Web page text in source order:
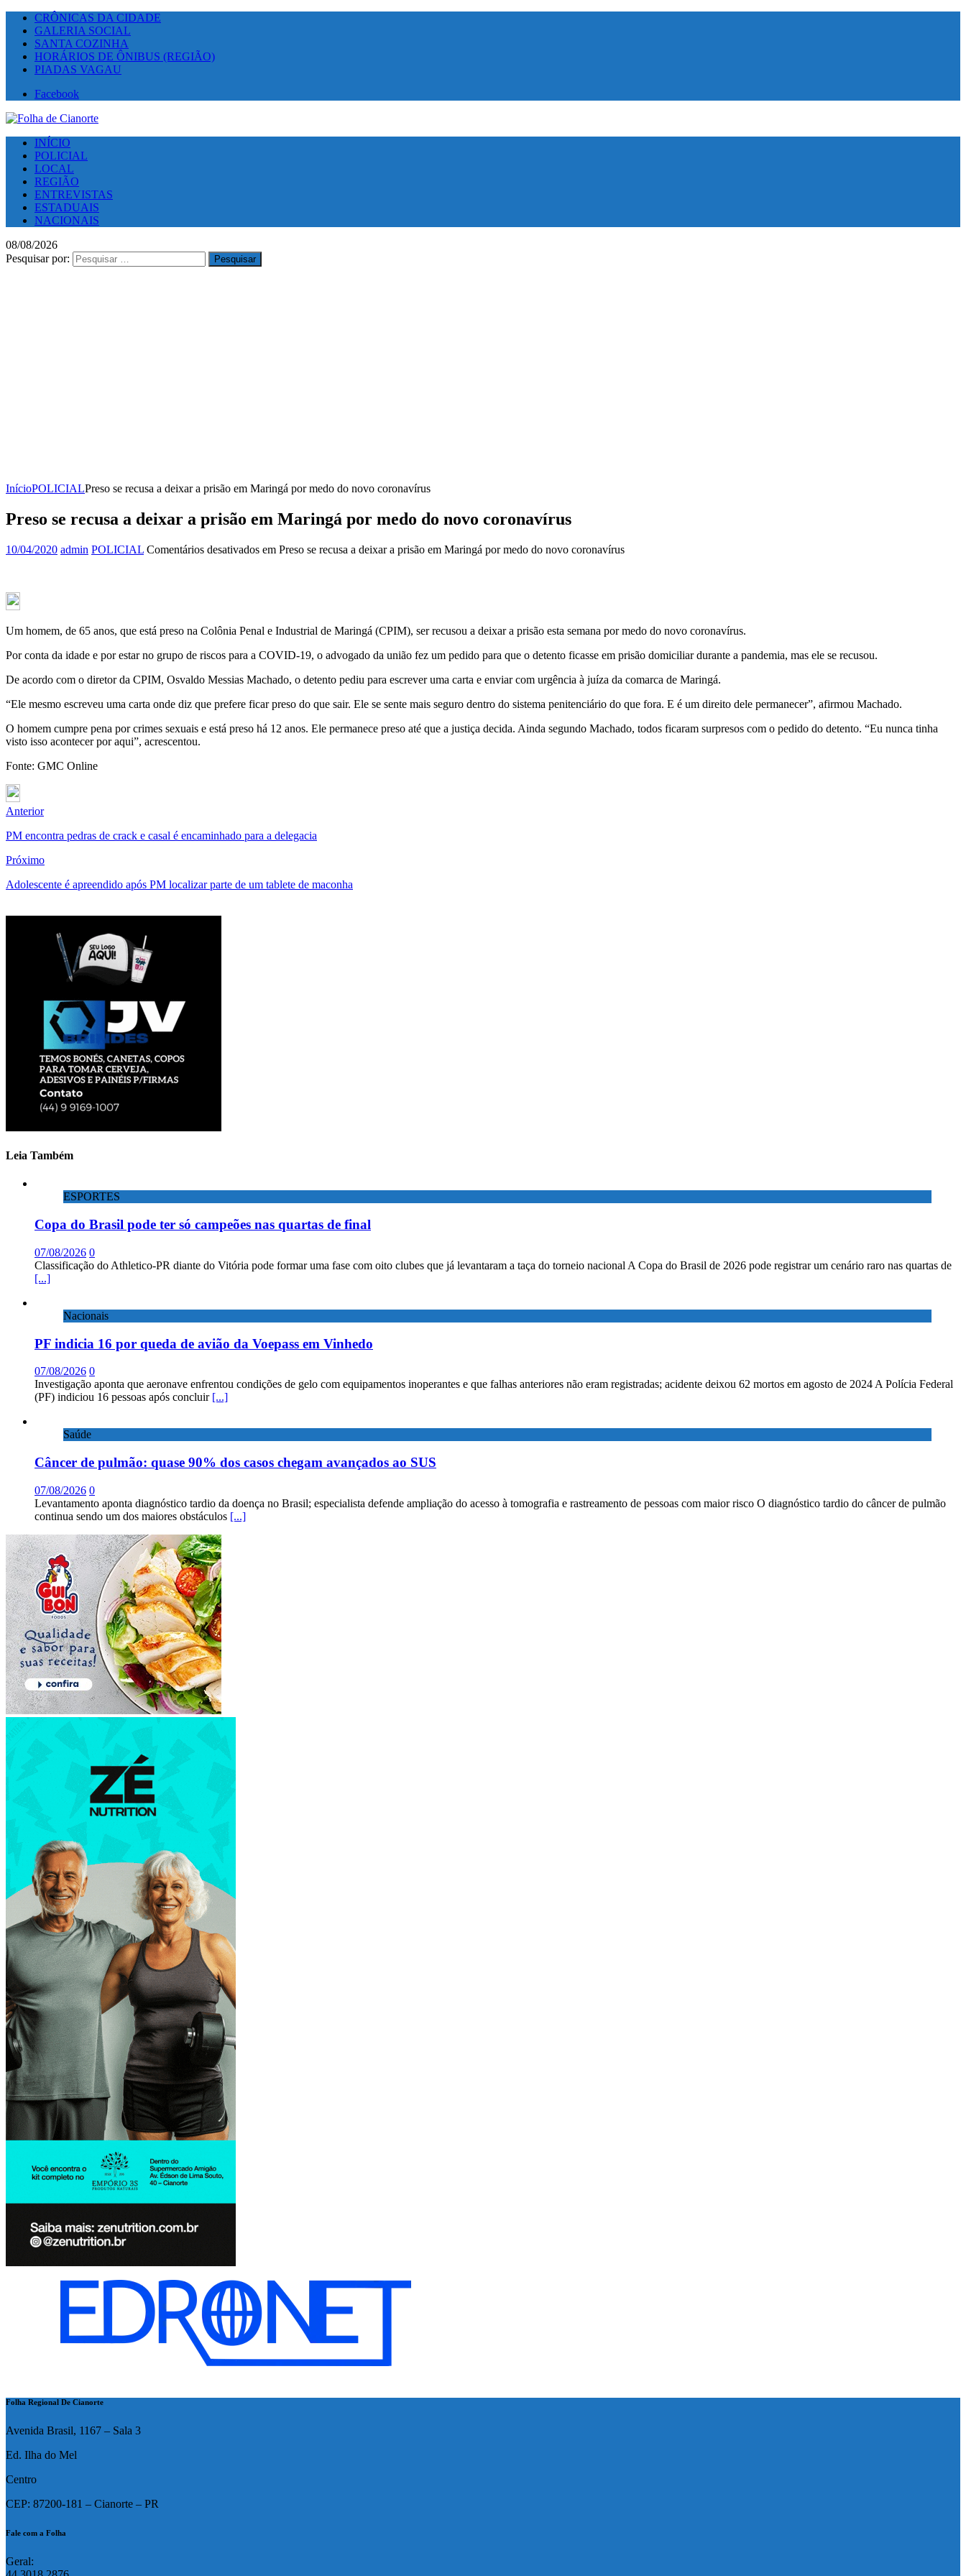
CRÔNICAS DA CIDADE
GALERIA SOCIAL
SANTA COZINHA
HORÁRIOS DE ÔNIBUS (REGIÃO)
PIADAS VAGAU
Facebook
INÍCIO
POLICIAL
LOCAL
REGIÃO
ENTREVISTAS
ESTADUAIS
NACIONAIS
08/08/2026
Pesquisar por:
InícioPOLICIALPreso se recusa a deixar a prisão em Maringá por medo do novo coronavírus
Preso se recusa a deixar a prisão em Maringá por medo do novo coronavírus
10/04/2020 admin POLICIAL Comentários desativados em Preso se recusa a deixar a prisão em Maringá por medo do novo coronavírus
Um homem, de 65 anos, que está preso na Colônia Penal e Industrial de Maringá (CPIM), ser recusou a deixar a prisão esta semana por medo do novo coronavírus.
Por conta da idade e por estar no grupo de riscos para a COVID-19, o advogado da união fez um pedido para que o detento ficasse em prisão domiciliar durante a pandemia, mas ele se recusou.
De acordo com o diretor da CPIM, Osvaldo Messias Machado, o detento pediu para escrever uma carta e enviar com urgência à juíza da comarca de Maringá.
“Ele mesmo escreveu uma carta onde diz que prefere ficar preso do que sair. Ele se sente mais seguro dentro do sistema penitenciário do que fora. E é um direito dele permanecer”, afirmou Machado.
O homem cumpre pena por crimes sexuais e está preso há 12 anos. Ele permanece preso até que a justiça decida. Ainda segundo Machado, todos ficaram surpresos com o pedido do detento. “Eu nunca tinha
visto isso acontecer por aqui”, acrescentou.
Fonte: GMC Online
Anterior
PM encontra pedras de crack e casal é encaminhado para a delegacia
Próximo
Adolescente é apreendido após PM localizar parte de um tablete de maconha
Leia Também
ESPORTES
Copa do Brasil pode ter só campeões nas quartas de final
07/08/2026 0
Classificação do Athletico-PR diante do Vitória pode formar uma fase com oito clubes que já levantaram a taça do torneio nacional A Copa do Brasil de 2026 pode registrar um cenário raro nas quartas de
[...]
Nacionais
PF indicia 16 por queda de avião da Voepass em Vinhedo
07/08/2026 0
Investigação aponta que aeronave enfrentou condições de gelo com equipamentos inoperantes e que falhas anteriores não eram registradas; acidente deixou 62 mortos em agosto de 2024 A Polícia Federal
(PF) indiciou 16 pessoas após concluir [...]
Saúde
Câncer de pulmão: quase 90% dos casos chegam avançados ao SUS
07/08/2026 0
Levantamento aponta diagnóstico tardio da doença no Brasil; especialista defende ampliação do acesso à tomografia e rastreamento de pessoas com maior risco O diagnóstico tardio do câncer de pulmão
continua sendo um dos maiores obstáculos [...]
Folha Regional De Cianorte
Avenida Brasil, 1167 – Sala 3
Ed. Ilha do Mel
Centro
CEP: 87200-181 – Cianorte – PR
Fale com a Folha
Geral: